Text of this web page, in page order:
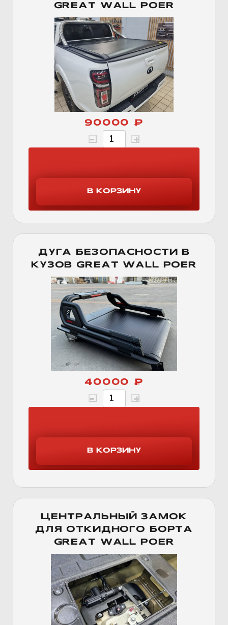
GREAT WALL POER
90000 ₽
ДУГА БЕЗОПАСНОСТИ В
КУЗОВ GREAT WALL POER
40000 ₽
ЦЕНТРАЛЬНЫЙ ЗАМОК
ДЛЯ ОТКИДНОГО БОРТА
GREAT WALL POER